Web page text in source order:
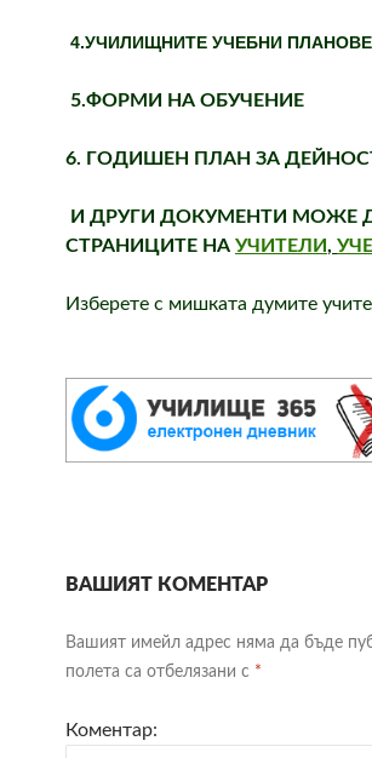
4.УЧИЛИЩНИТЕ УЧЕБНИ ПЛАНОВЕ
5.ФОРМИ НА ОБУЧЕНИЕ
6. ГОДИШЕН ПЛАН ЗА
И ДРУГИ ДОКУМЕНТИ МОЖЕ
СТРАНИЦИТЕ НА УЧИТЕЛИ,
Изберете с мишката думите
ВАШИЯТ КОМЕНТАР
Вашият имейл адрес няма да бъде
полета са отбелязани с *
Коментар: